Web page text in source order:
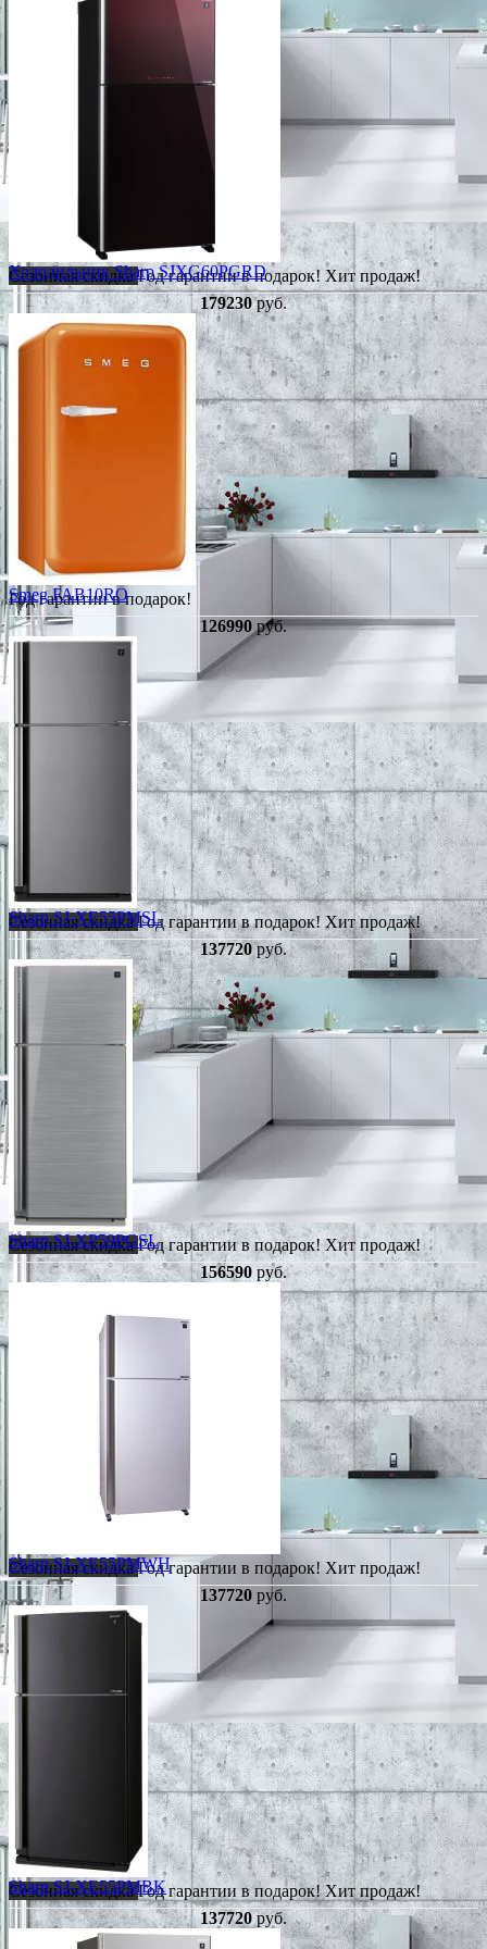
Сезонная скидкаГод гарантии в подарок!Хит продаж!
Холодильник Sharp SJXG60PGRD
179230руб.
Год гарантии в подарок!
Smeg FAB10RO
126990 руб.
Сезонная скидкаГод гарантии в подарок! Хит продаж!
Sharp SJ-XE55PMSL
137720руб.
Сезонная скидкаГод гарантии в подарок!Хит продаж!
Sharp SJ-XP59PGSL
156590 руб.
Сезонная скидкаГод гарантии в подарок! Хит продаж!
Sharp SJ-XE55PMWH
137720 руб.
Сезонная скидкаГод гарантии в подарок!Хит продаж!
Sharp SJ-XE55PMBK
137720руб.